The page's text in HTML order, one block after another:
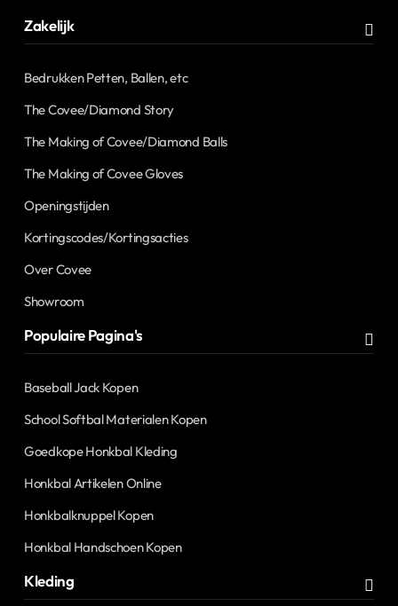
Zakelijk
Bedrukken Petten, Ballen, etc
The Covee/Diamond Story
The Making of Covee/Diamond Balls
The Making of Covee Gloves
Openingstijden
Kortingscodes/Kortingsacties
Over Covee
Showroom
Populaire Pagina's
Baseball Jack Kopen
School Softbal Materialen Kopen
Goedkope Honkbal Kleding
Honkbal Artikelen Online
Honkbalknuppel Kopen
Honkbal Handschoen Kopen
Kleding